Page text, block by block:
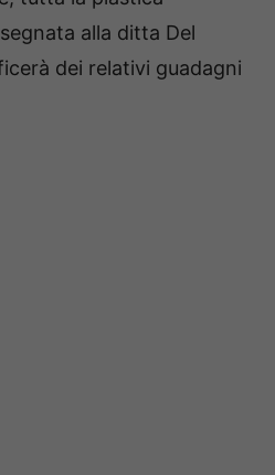
alla ditta Del
dei relativi guadagni